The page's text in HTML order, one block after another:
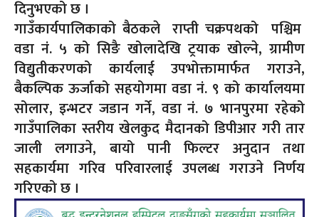
दिनुभएको छ ।
गाउँकार्यपालिकाको बैठकले राप्ती चक्रपथको पश्चिम
वडा नं. ५ को सिङै खोलादेखि ट्रयाक खोल्ने, ग्रामीण
विद्युतीकरणको कार्यलाई उपभोक्तामार्फत गराउने,
बैकल्पिक ऊर्जाको सहयोगमा वडा नं. ९ को कार्यालयमा
सोलार, इन्भटर जडान गर्ने, वडा नं. ७ भानपुरमा रहेको
गाउँपालिका स्तरीय खेलकुद मैदानको डिपीआर गरी तार
जाली लगाउने, बायो पानी फिल्टर अनुदान तथा
सहकार्यमा गरिव परिवारलाई उपलब्ध गराउने निर्णय
गरिएको छ ।